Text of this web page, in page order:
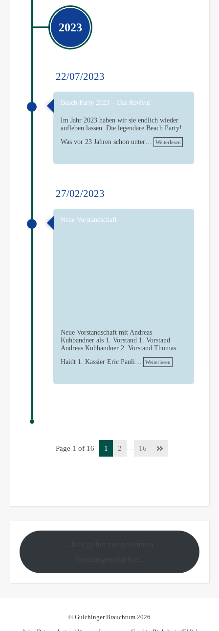
2023
22/07/2023
Beach Party 2023 – Das Revival
Im Jahr 2023 haben wir sie endlich wieder
aufleben lassen: Die legendäre Beach Party!
Was vor 23 Jahren schon unter…
Weiterlesen
27/02/2023
Neue Vorstandschaft
Neue Vorstandschaft mit Andreas
Kuhbandner als 1. Vorstand 1. Vorstand
Andreas Kuhbandner 2. Vorstand Thomas
Haidt 1. Kassier Eric Pauli…
Weiterlesen
Page 1 of 16 1 2 … 16
© Guichinger Brauchtum 2026